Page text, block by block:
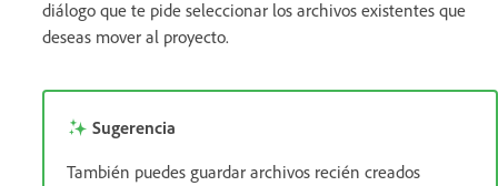
diálogo que te pide seleccionar los archivos existentes que
deseas mover al proyecto.
Sugerencia
También puedes guardar archivos recién creados